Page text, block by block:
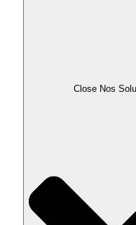
Close Nos